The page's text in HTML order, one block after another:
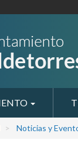
Noticias y